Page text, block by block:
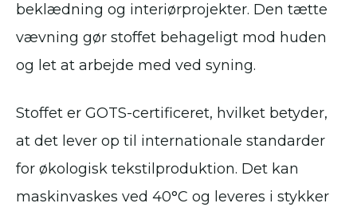
beklædning og interiørprojekter. Den tætte
vævning gør stoffet behageligt mod huden
og let at arbejde med ved syning.
Stoffet er GOTS-certificeret, hvilket betyder,
at det lever op til internationale standarder
for økologisk tekstilproduktion. Det kan
maskinvaskes ved 40°C og leveres i stykker